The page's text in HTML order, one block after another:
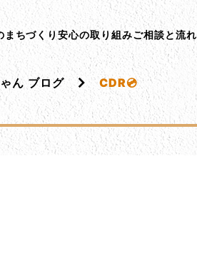
･オン･デマンド
まちづくり安心の取り組みご相談と流れ
ん ブログ CDR💿